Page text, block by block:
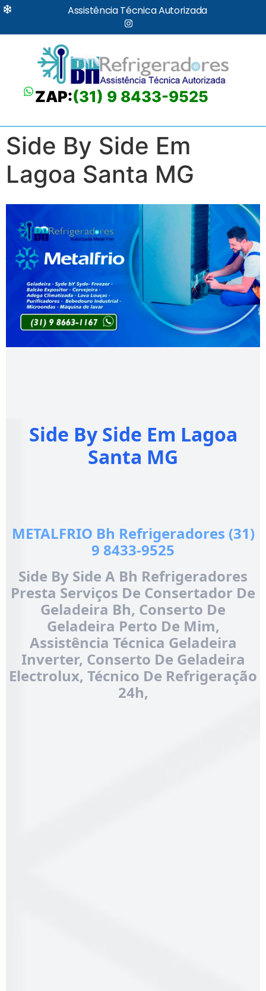
Assistência Técnica Autorizada
ZAP:(31) 9 8433-9525
Side By Side Em
Lagoa Santa MG
Side By Side Em Lagoa
Santa MG
METALFRIO Bh Refrigeradores (31)
9 8433-9525
Side By Side A Bh Refrigeradores
Presta Serviços De Consertador De
Geladeira Bh, Conserto De
Geladeira Perto De Mim,
Assistência Técnica Geladeira
Inverter, Conserto De Geladeira
Electrolux, Técnico De Refrigeração
24h,